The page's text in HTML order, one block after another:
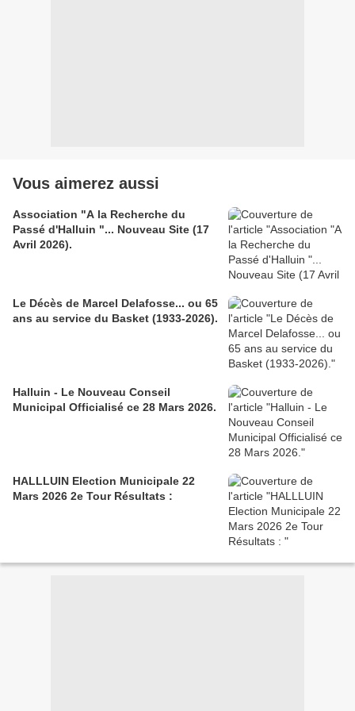
Vous aimerez aussi
Association "A la Recherche du
Passé d'Halluin "... Nouveau Site (17
Avril 2026).
Le Décès de Marcel Delafosse... ou 65
ans au service du Basket (1933-2026).
Halluin - Le Nouveau Conseil
Municipal Officialisé ce 28 Mars 2026.
HALLLUIN Election Municipale 22
Mars 2026 2e Tour Résultats :